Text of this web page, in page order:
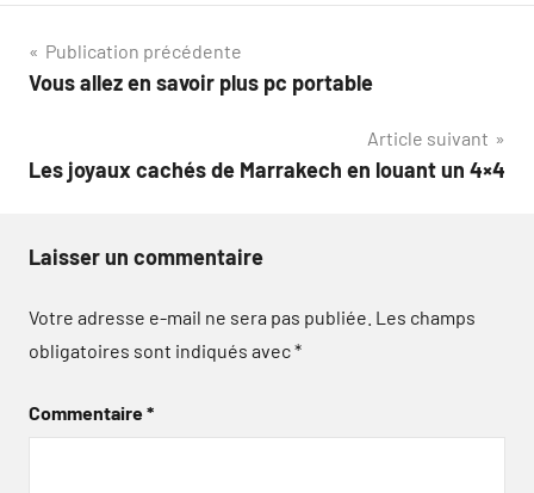
Navigation
de
Publication précédente
Vous allez en savoir plus pc portable
Article suivant
Les joyaux cachés de Marrakech en louant un 4×4
Laisser un commentaire
Votre adresse e-mail ne sera pas publiée. Les champs
obligatoires sont indiqués avec*
Commentaire*